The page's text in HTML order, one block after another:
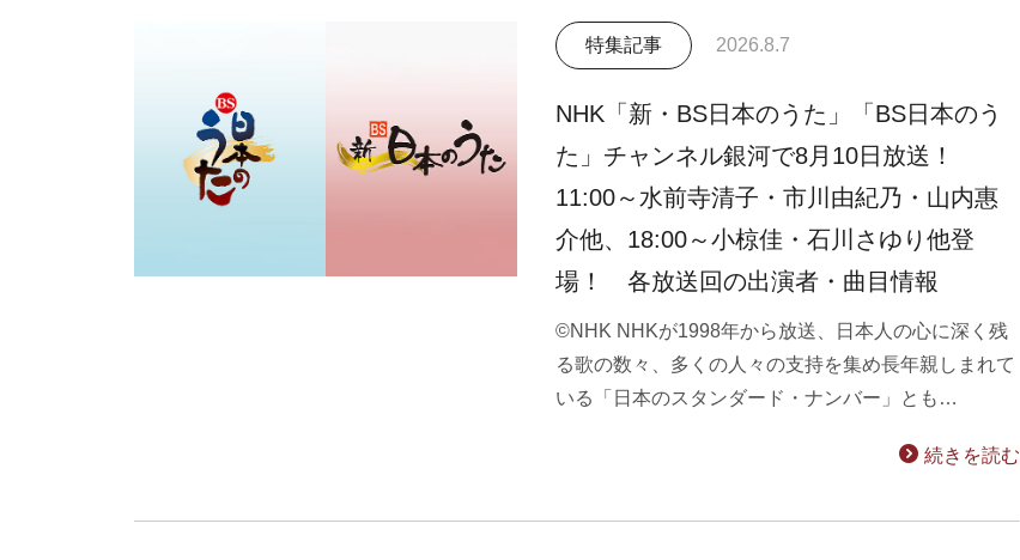
特集記事 2026.8.7
NHK「新・BS日本のうた」「BS日本のう
た」チャンネル銀河で8月10日放送！
11:00～水前寺清子・市川由紀乃・山内惠
介他、18:00～小椋佳・石川さゆり他登
場！ 各放送回の出演者・曲目情報
©NHK NHKが1998年から放送、日本人の心に深く残
る歌の数々、多くの人々の支持を集め長年親しまれて
いる「日本のスタンダード・ナンバー」とも…
続きを読む